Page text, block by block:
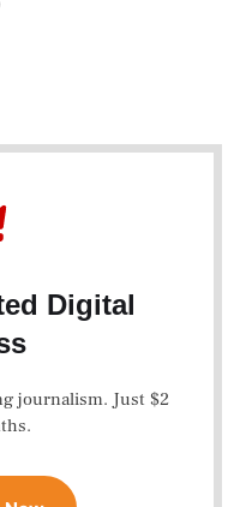
Digital
journalism. Just $2